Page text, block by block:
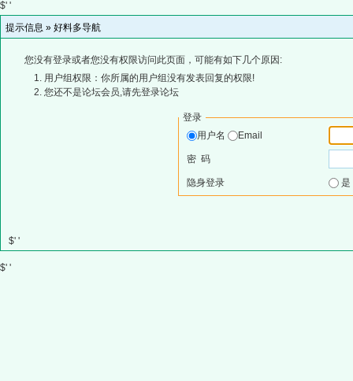
$' '
提示信息 » 好料多导航
您没有登录或者您没有权限访问此页面，可能有如下几个原因:
用户组权限：你所属的用户组没有发表回复的权限!
您还不是论坛会员,请先登录论坛
登录
用户名
Email
密 码
隐身登录
$' '
$' '